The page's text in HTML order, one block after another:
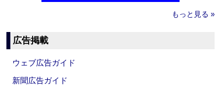
もっと見る »
広告掲載
ウェブ広告ガイド
新聞広告ガイド